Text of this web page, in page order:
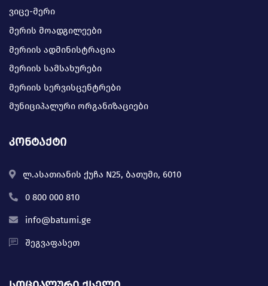
ვიცე-მერი
მერის მოადგილეები
მერიის ადმინისტრაცია
მერიის სამსახურები
მერიის სერვისცენტრები
მუნიციპალური ორგანიზაციები
კონტაქტი
ლ.ასათიანის ქუჩა N25, ბათუმი, 6010
0 800 000 810
info@batumi.ge
შეგვაფასეთ